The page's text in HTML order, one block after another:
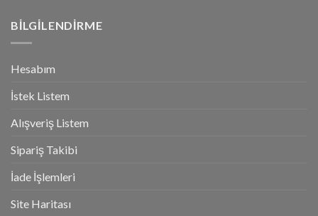
BILGILENDIRME
Hesabım
İstek Listem
Alışveriş Listem
Sipariş Takibi
İade İşlemleri
Site Haritası